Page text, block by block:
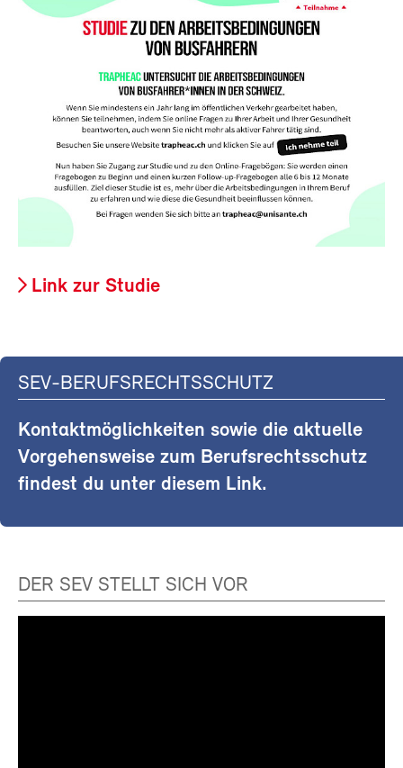
Link zur Studie
SEV-BERUFSRECHTSSCHUTZ
Kontaktmöglichkeiten sowie die aktuelle
Vorgehensweise zum Berufsrechtsschutz
findest du unter diesem Link.
DER SEV STELLT SICH VOR